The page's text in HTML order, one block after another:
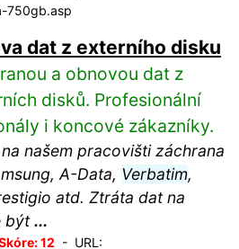
750gb.asp
dat z externího disku
a obnovou dat z
disků. Profesionální
i koncové zákazníky.
našem pracovišti záchrana
A-Data, Verbatim,
atd. Ztráta dat na
být...
12- URL: